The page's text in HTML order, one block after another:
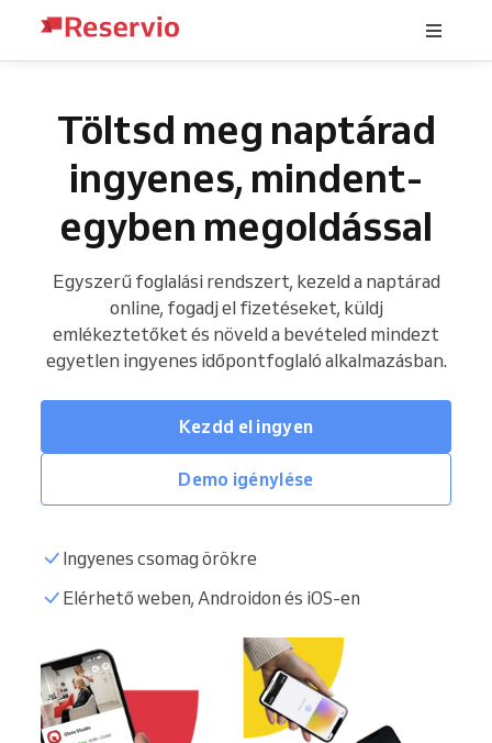
Töltsd meg naptárad
ingyenes, mindent-
egyben megoldással
Egyszerű foglalási rendszert, kezeld a naptárad
online, fogadj el fizetéseket, küldj
emlékeztetőket és növeld a bevételed mindezt
egyetlen ingyenes időpontfoglaló alkalmazásban.
Kezdd el ingyen
Demo igénylése
Ingyenes csomag örökre
Elérhető weben, Androidon és iOS-en